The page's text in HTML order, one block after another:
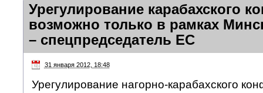
Урегулирование карабахского
возможно только в рамках
– спецпредседатель ЕС
31 января 2012, 18:48
Урегулирование нагорно-карабахского